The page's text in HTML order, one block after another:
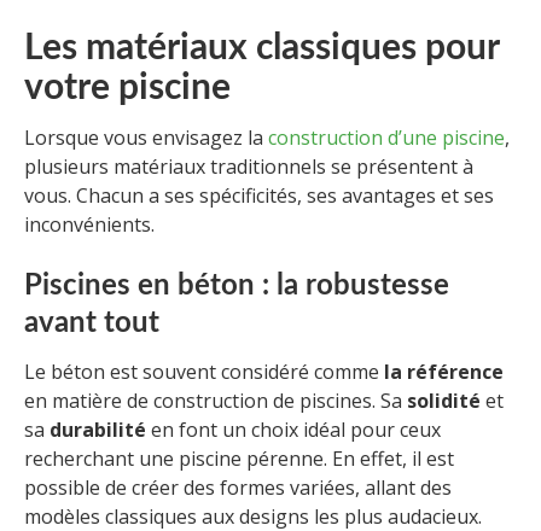
Les matériaux classiques pour
votre piscine
Lorsque vous envisagez la construction d’une piscine,
plusieurs matériaux traditionnels se présentent à
vous. Chacun a ses spécificités, ses avantages et ses
inconvénients.
Piscines en béton : la robustesse
avant tout
Le béton est souvent considéré comme la référence
en matière de construction de piscines. Sa solidité et
sa durabilité en font un choix idéal pour ceux
recherchant une piscine pérenne. En effet, il est
possible de créer des formes variées, allant des
modèles classiques aux designs les plus audacieux.